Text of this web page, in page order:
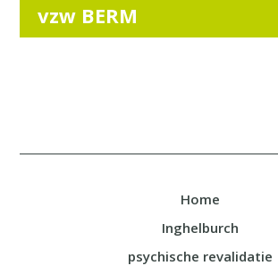
vzw BERM
Home
Inghelburch
psychische revalidatie